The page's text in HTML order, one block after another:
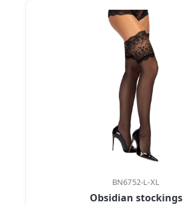
BN6752-L-XL
Obsidian stockings